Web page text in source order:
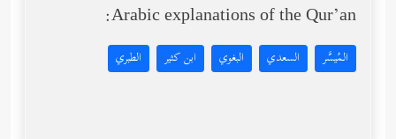
Arabic explanations of the Qur’an:
المُيسَّر السعدي البغوي ابن كثير الطبري